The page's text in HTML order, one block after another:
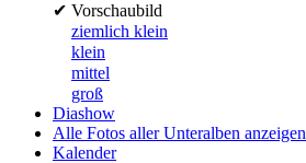
✔ Vorschaubild
ziemlich klein
klein
mittel
groß
Diashow
Alle Fotos aller Unteralben anzeigen
Kalender